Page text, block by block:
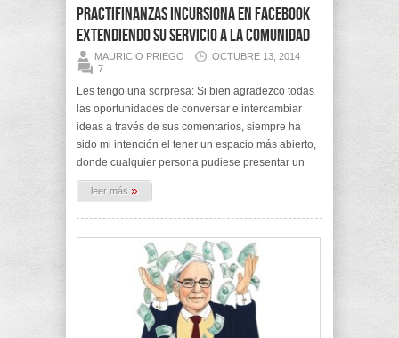
Practifinanzas incursiona en Facebook
extendiendo su servicio a la comunidad
MAURICIO PRIEGO
OCTUBRE 13, 2014
7
Les tengo una sorpresa: Si bien agradezco todas
las oportunidades de conversar e intercambiar
ideas a través de sus comentarios, siempre ha
sido mi intención el tener un espacio más abierto,
donde cualquier persona pudiese presentar un
leer más »